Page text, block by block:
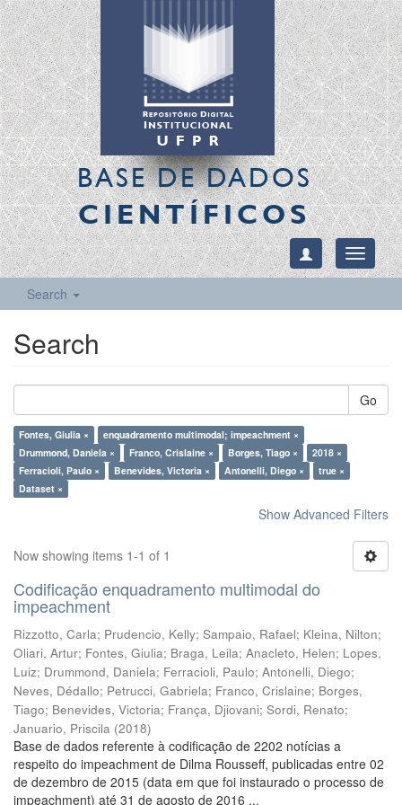
BASE DE DADOS
CIENTÍFICOS
Toggle
Search
Search
Go
Fontes, Giulia ×
enquadramento multimodal; impeachment ×
Drummond, Daniela ×
Franco, Crislaine × Borges, Tiago ×
2018 ×
Ferracioli, Paulo ×
Benevides, Victoria × Antonelli, Diego ×
true ×
Dataset ×
Show Advanced Filters
Now showing items 1-1 of 1
Codificação enquadramento multimodal do
impeachment
Rizzotto, Carla; Prudencio, Kelly; Sampaio, Rafael; Kleina, Nilton;
Oliari, Artur; Fontes, Giulia; Braga, Leila; Anacleto, Helen; Lopes,
Luiz; Drummond, Daniela; Ferracioli, Paulo; Antonelli, Diego;
Neves, Dédallo; Petrucci, Gabriela; Franco, Crislaine; Borges,
Tiago; Benevides, Victoria; França, Djiovani; Sordi, Renato;
Januario, Priscila (2018)
Base de dados referente à codificação de 2202 notícias a
respeito do impeachment de Dilma Rousseff, publicadas entre 02
de dezembro de 2015 (data em que foi instaurado o processo de
impeachment) até 31 de agosto de 2016 ...